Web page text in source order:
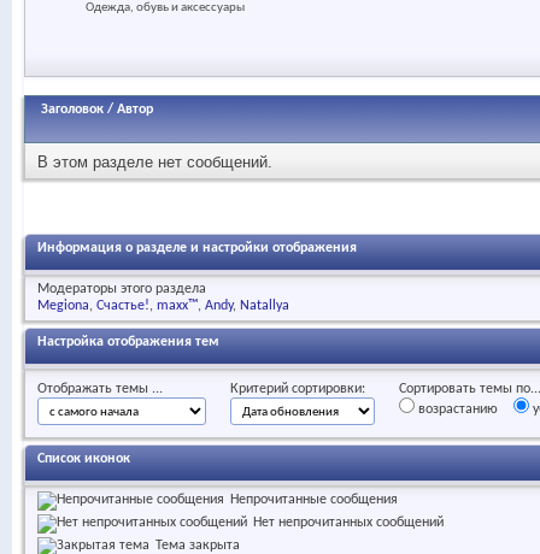
Одежда, обувь и аксессуары
Заголовок / Автор
В этом разделе нет сообщений.
Информация о разделе и настройки отображения
Модераторы этого раздела
Megiona Счастье! maxx™ Andy Natallya
Настройка отображения тем
Отображать темы ... Критерий сортировки:
Сортировать темы по...
возрастанию
Список иконок
Непрочитанные сообщения
Нет непрочитанных сообщений
Тема закрыта